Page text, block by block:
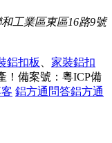
工業區東區16路9號
鋁扣板 、 家裝鋁扣
！ 備案號：粵ICP備
鋁方通問答鋁方通